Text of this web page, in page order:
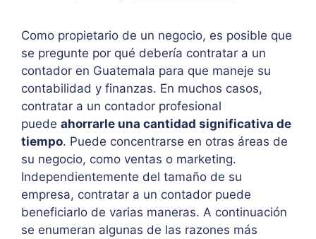
Como propietario de un negocio, es posible que
se pregunte por qué debería contratar a un
contador en Guatemala para que maneje su
contabilidad y finanzas. En muchos casos,
contratar a un contador profesional
puede ahorrarle una cantidad significativa de
tiempo. Puede concentrarse en otras áreas de
su negocio, como ventas o marketing.
Independientemente del tamaño de su
empresa, contratar a un contador puede
beneficiarlo de varias maneras. A continuación
se enumeran algunas de las razones más